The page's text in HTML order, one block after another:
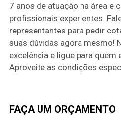
7 anos de atuação na área e
profissionais experientes.
representantes para pedir
suas dúvidas agora mesmo!
excelência e ligue para quem
Aproveite as condições
FAÇA UM ORÇAMENTO